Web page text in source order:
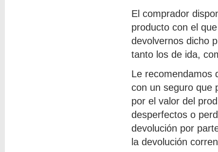
El comprador
producto con el
devolvernos dicho
tanto los de ida,
Le recomendamos
con un seguro que
por el valor del
desperfectos o
devolución por
la devolución